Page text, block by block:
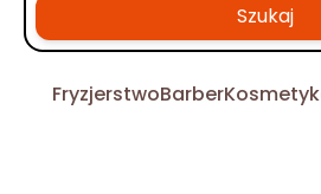
Szukaj
FryzjerstwoBarber